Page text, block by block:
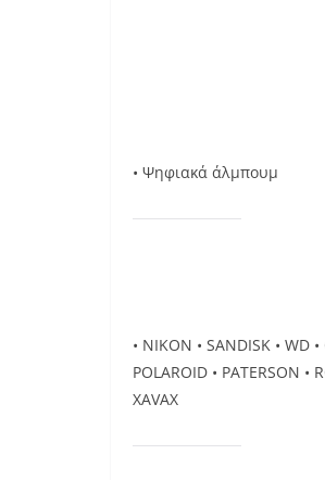
• Ψηφιακά άλμπουμ
• NIKON • SANDISK • WD
POLAROID • PATERSON •
XAVAX